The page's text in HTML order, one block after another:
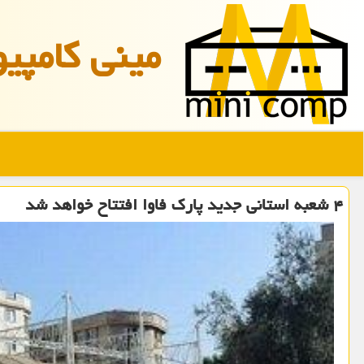
مینی
۴ شعبه استانی جدید پارک فاوا افتتاح خواهد شد